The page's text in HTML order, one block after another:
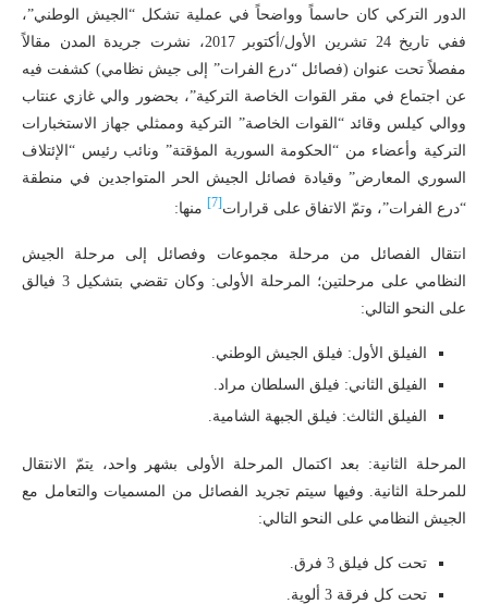
الدور التركي كان حاسماً وواضحاً في عملية تشكل “الجيش الوطني”،
ففي تاريخ 24 تشرين الأول/أكتوبر 2017، نشرت جريدة المدن مقالاً
مفصلاً تحت عنوان (فصائل “درع الفرات” إلى جيش نظامي) كشفت فيه
عن اجتماع في مقر القوات الخاصة التركية”، بحضور والي غازي عنتاب
ووالي كيلس وقائد “القوات الخاصة” التركية وممثلي جهاز الاستخبارات
التركية وأعضاء من “الحكومة السورية المؤقتة” ونائب رئيس “الإئتلاف
السوري المعارض” وقيادة فصائل الجيش الحر المتواجدين في منطقة
“درع الفرات”، وتمّ الاتفاق على قرارات[7] منها:
انتقال الفصائل من مرحلة مجموعات وفصائل إلى مرحلة الجيش
النظامي على مرحلتين؛ المرحلة الأولى: وكان تقضي بتشكيل 3 فيالق
على النحو التالي:
الفيلق الأول: فيلق الجيش الوطني.
الفيلق الثاني: فيلق السلطان مراد.
الفيلق الثالث: فيلق الجبهة الشامية.
المرحلة الثانية: بعد اكتمال المرحلة الأولى بشهر واحد، يتمّ الانتقال
للمرحلة الثانية. وفيها سيتم تجريد الفصائل من المسميات والتعامل مع
الجيش النظامي على النحو التالي:
تحت كل فيلق 3 فرق.
تحت كل فرقة 3 ألوية.